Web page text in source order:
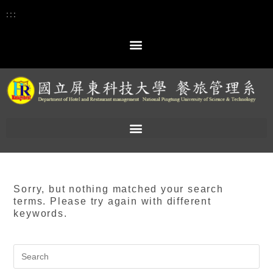
:::
Sorry, but nothing matched your search
terms. Please try again with different
keywords.